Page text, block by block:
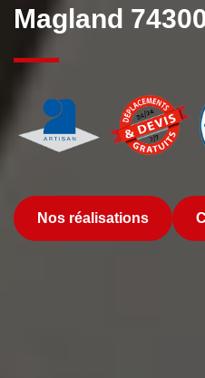
Magland
Nos réalisations